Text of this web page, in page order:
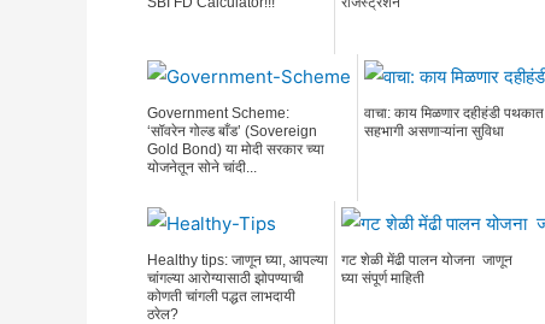
Government Scheme:
‘सॉवरेन गोल्ड बाँड’ (Sovereign
Gold Bond) या मोदी सरकार च्या
योजनेतून सोने चांदी...
वाचा: काय मिळणार दहीहंडी पथकात
सहभागी असणाऱ्यांना सुविधा
Healthy tips: जाणून घ्या, आपल्या
चांगल्या आरोग्यासाठी झोपण्याची
कोणती चांगली पद्धत लाभदायी
ठरेल?
गट शेळी मेंढी पालन योजना जाणून
घ्या संपूर्ण माहिती